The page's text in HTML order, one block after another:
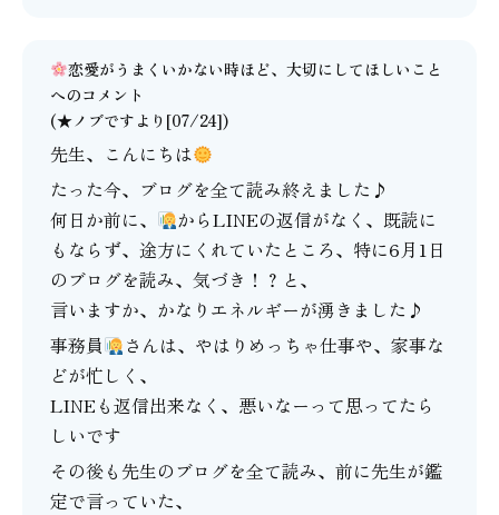
恋愛がうまくいかない時ほど、大切にしてほしいこと
へのコメント
(★ノブですより[07/24])
先生、こんにちは
たった今、ブログを全て読み終えました♪
何日か前に、
からLINEの返信がなく、既読に
もならず、途方にくれていたところ、特に6月1日
のブログを読み、気づき！？と、
言いますか、かなりエネルギーが湧きました♪
事務員
さんは、やはりめっちゃ仕事や、家事な
どが忙しく、
LINEも返信出来なく、悪いなーって思ってたら
しいです
その後も先生のブログを全て読み、前に先生が鑑
定で言っていた、